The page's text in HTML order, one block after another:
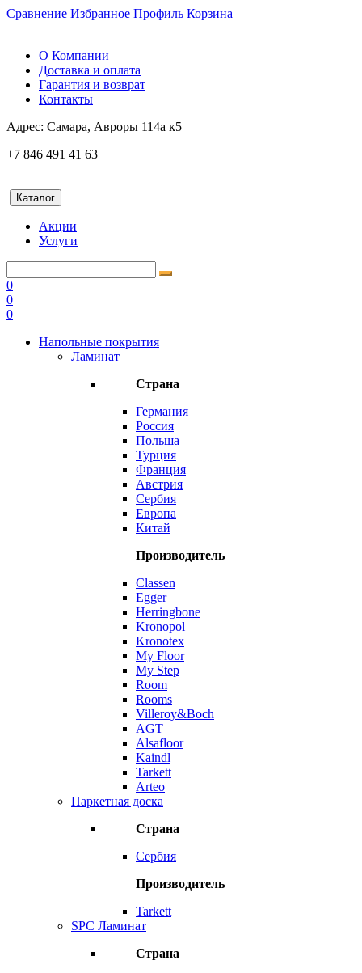
Сравнение Избранное Профиль Корзина
О Компании
Доставка и оплата
Гарантия и возврат
Контакты
Адрес: Самара, Авроры 114а к5
+7 846 491 41 63
Каталог
Акции
Услуги
0
0
0
Напольные покрытия
Ламинат
Страна
Германия
Россия
Польша
Турция
Франция
Австрия
Сербия
Европа
Китай
Производитель
Classen
Egger
Herringbone
Kronopol
Kronotex
My Floor
My Step
Room
Rooms
Villeroy&Boch
AGT
Alsafloor
Kaindl
Tarkett
Arteo
Паркетная доска
Страна
Сербия
Производитель
Tarkett
SPC Ламинат
Страна